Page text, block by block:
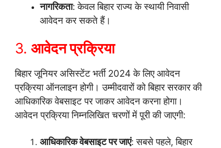
नागरिकता: केवल बिहार राज्य के स्थायी निवासी
आवेदन कर सकते हैं।
3. आवेदन प्रक्रिया
बिहार जूनियर असिस्टेंट भर्ती 2024 के लिए आवेदन
प्रक्रिया ऑनलाइन होगी। उम्मीदवारों को बिहार सरकार की
आधिकारिक वेबसाइट पर जाकर आवेदन करना होगा।
आवेदन प्रक्रिया निम्नलिखित चरणों में पूरी की जाएगी:
आधिकारिक वेबसाइट पर जाएं: सबसे पहले, बिहार